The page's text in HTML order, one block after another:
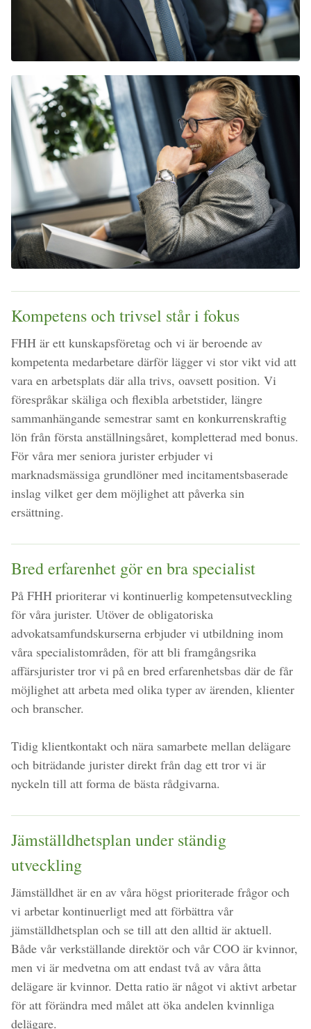
Kompetens och trivsel står i fokus
FHH är ett kunskapsföretag och vi är beroende av
kompetenta medarbetare därför lägger vi stor vikt vid att
vara en arbetsplats där alla trivs, oavsett position. Vi
förespråkar skäliga och flexibla arbetstider, längre
sammanhängande semestrar samt en konkurrenskraftig
lön från första anställningsåret, kompletterad med bonus.
För våra mer seniora jurister erbjuder vi
marknadsmässiga grundlöner med incitamentsbaserade
inslag vilket ger dem möjlighet att påverka sin
ersättning.
Bred erfarenhet gör en bra specialist
På FHH prioriterar vi kontinuerlig kompetensutveckling
för våra jurister. Utöver de obligatoriska
advokatsamfundskurserna erbjuder vi utbildning inom
våra specialistområden, för att bli framgångsrika
affärsjurister tror vi på en bred erfarenhetsbas där de får
möjlighet att arbeta med olika typer av ärenden, klienter
och branscher.
Tidig klientkontakt och nära samarbete mellan delägare
och biträdande jurister direkt från dag ett tror vi är
nyckeln till att forma de bästa rådgivarna.
Jämställdhetsplan under ständig
utveckling
Jämställdhet är en av våra högst prioriterade frågor och
vi arbetar kontinuerligt med att förbättra vår
jämställdhetsplan och se till att den alltid är aktuell.
Både vår verkställande direktör och vår COO är kvinnor,
men vi är medvetna om att endast två av våra åtta
delägare är kvinnor. Detta ratio är något vi aktivt arbetar
för att förändra med målet att öka andelen kvinnliga
delägare.